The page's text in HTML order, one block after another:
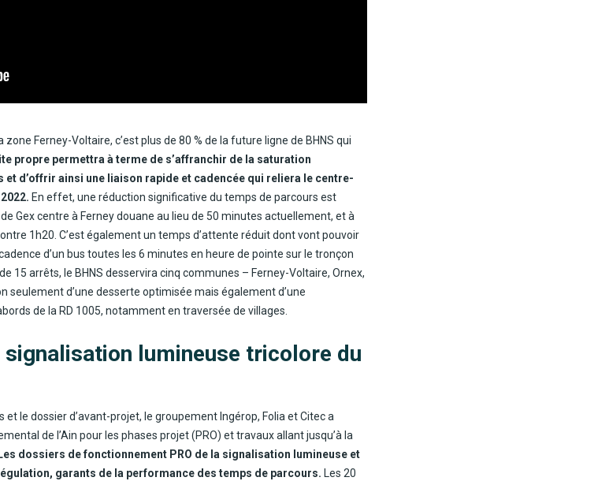
Ferney-Voltaire, c’est plus de 80 % de la future ligne de BHNS qui
propre permettra à terme de s’affranchir de la saturation
d’offrir ainsi une liaison rapide et cadencée qui reliera le centre-
En effet, une réduction significative du temps de parcours est
Gex centre à Ferney douane au lieu de 50 minutes actuellement, et à
1h20. C’est également un temps d’attente réduit dont vont pouvoir
d’un bus toutes les 6 minutes en heure de pointe sur le tronçon
15 arrêts, le BHNS desservira cinq communes – Ferney-Voltaire, Ornex,
seulement d’une desserte optimisée mais également d’une
de la RD 1005, notamment en traversée de villages.
signalisation lumineuse tricolore du
le dossier d’avant-projet, le groupement Ingérop, Folia et Citec a
de l’Ain pour les phases projet (PRO) et travaux allant jusqu’à la
Les dossiers de fonctionnement PRO de la signalisation lumineuse et
garants de la performance des temps de parcours. Les 20